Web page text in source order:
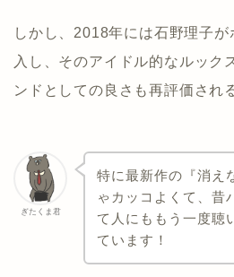
しかし、2018年には石野理子
入し、そのアイドル的なルック
ンドとしての良さも再評価され
ぎたくま君
特に最新作の『消え
ゃカッコよくて、昔
て人にももう一度聴
ています！